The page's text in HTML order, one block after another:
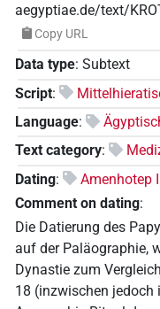
aegyptiae.de/text/
Copy URL
Data type: Subtext
Script:
Language:
Text category:
Dating:
Amenhotep
Comment on dating:
Die Datierung des
auf der Paläographie,
Dynastie zum
18 (inzwischen jedoch